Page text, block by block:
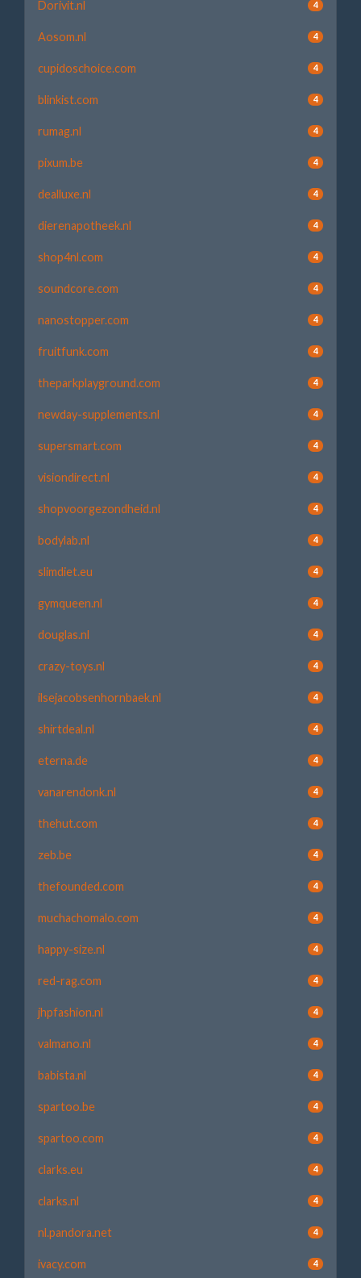
Dorivit.nl 4
Aosom.nl 4
cupidoschoice.com 4
blinkist.com 4
rumag.nl 4
pixum.be 4
dealluxe.nl 4
dierenapotheek.nl 4
shop4nl.com 4
soundcore.com 4
nanostopper.com 4
fruitfunk.com 4
theparkplayground.com 4
newday-supplements.nl 4
supersmart.com 4
visiondirect.nl 4
shopvoorgezondheid.nl 4
bodylab.nl 4
slimdiet.eu 4
gymqueen.nl 4
douglas.nl 4
crazy-toys.nl 4
ilsejacobsenhornbaek.nl 4
shirtdeal.nl 4
eterna.de 4
vanarendonk.nl 4
thehut.com 4
zeb.be 4
thefounded.com 4
muchachomalo.com 4
happy-size.nl 4
red-rag.com 4
jhpfashion.nl 4
valmano.nl 4
babista.nl 4
spartoo.be 4
spartoo.com 4
clarks.eu 4
clarks.nl 4
nl.pandora.net 4
ivacy.com 4